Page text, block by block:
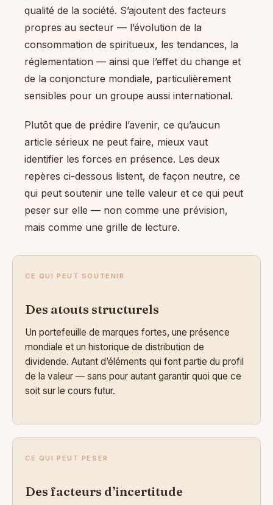
qualité de la société. S’ajoutent des facteurs
propres au secteur — l’évolution de la
consommation de spiritueux, les tendances, la
réglementation — ainsi que l’effet du change et
de la conjoncture mondiale, particulièrement
sensibles pour un groupe aussi international.
Plutôt que de prédire l’avenir, ce qu’aucun
article sérieux ne peut faire, mieux vaut
identifier les forces en présence. Les deux
repères ci-dessous listent, de façon neutre, ce
qui peut soutenir une telle valeur et ce qui peut
peser sur elle — non comme une prévision,
mais comme une grille de lecture.
CE QUI PEUT SOUTENIR
Des atouts structurels
Un portefeuille de marques fortes, une présence
mondiale et un historique de distribution de
dividende. Autant d’éléments qui font partie du profil
de la valeur — sans pour autant garantir quoi que ce
soit sur le cours futur.
CE QUI PEUT PESER
Des facteurs d’incertitude